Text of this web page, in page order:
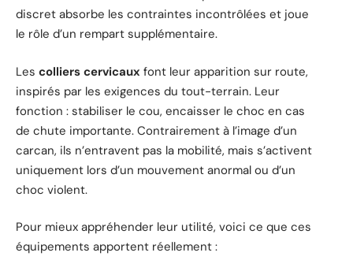
discret absorbe les contraintes incontrôlées et joue
le rôle d’un rempart supplémentaire.
Les colliers cervicaux font leur apparition sur route,
inspirés par les exigences du tout-terrain. Leur
fonction : stabiliser le cou, encaisser le choc en cas
de chute importante. Contrairement à l’image d’un
carcan, ils n’entravent pas la mobilité, mais s’activent
uniquement lors d’un mouvement anormal ou d’un
choc violent.
Pour mieux appréhender leur utilité, voici ce que ces
équipements apportent réellement :